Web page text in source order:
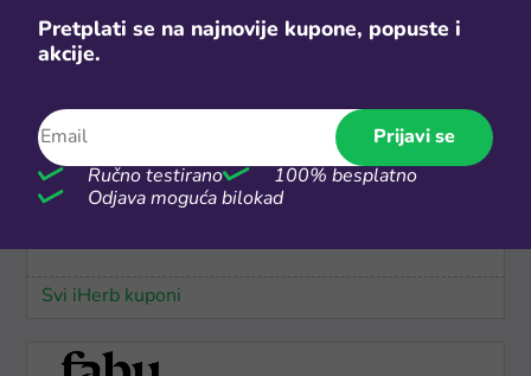
Do 20% popusta na odabrane
Svi Hespo kuponi
-20%
Svi iHerb kuponi
Pretplati se na najnovije kupone, popuste i
akcije.
Prijavi se
Ručno testirano
100% besplatno
Odjava moguća bilokad